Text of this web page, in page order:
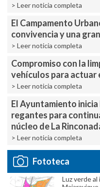
> Leer noticia completa
El Campamento
convivencia y una
> Leer noticia completa
Compromiso con la
vehículos para actuar
> Leer noticia completa
El Ayuntamiento
regantes para
núcleo de La
> Leer noticia completa
Fototeca
Luz verde al